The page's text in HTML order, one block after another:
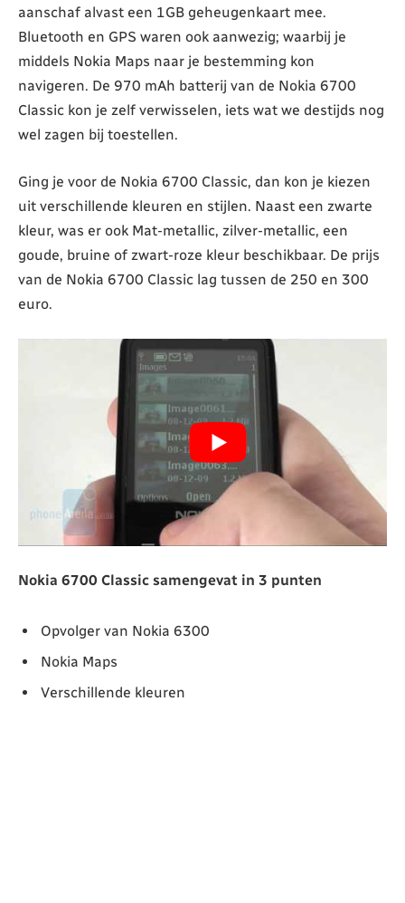
aanschaf alvast een 1GB geheugenkaart mee.
Bluetooth en GPS waren ook aanwezig; waarbij je
middels Nokia Maps naar je bestemming kon
navigeren. De 970 mAh batterij van de Nokia 6700
Classic kon je zelf verwisselen, iets wat we destijds nog
wel zagen bij toestellen.
Ging je voor de Nokia 6700 Classic, dan kon je kiezen
uit verschillende kleuren en stijlen. Naast een zwarte
kleur, was er ook Mat-metallic, zilver-metallic, een
goude, bruine of zwart-roze kleur beschikbaar. De prijs
van de Nokia 6700 Classic lag tussen de 250 en 300
euro.
Nokia 6700 Classic samengevat in 3 punten
Opvolger van Nokia 6300
Nokia Maps
Verschillende kleuren